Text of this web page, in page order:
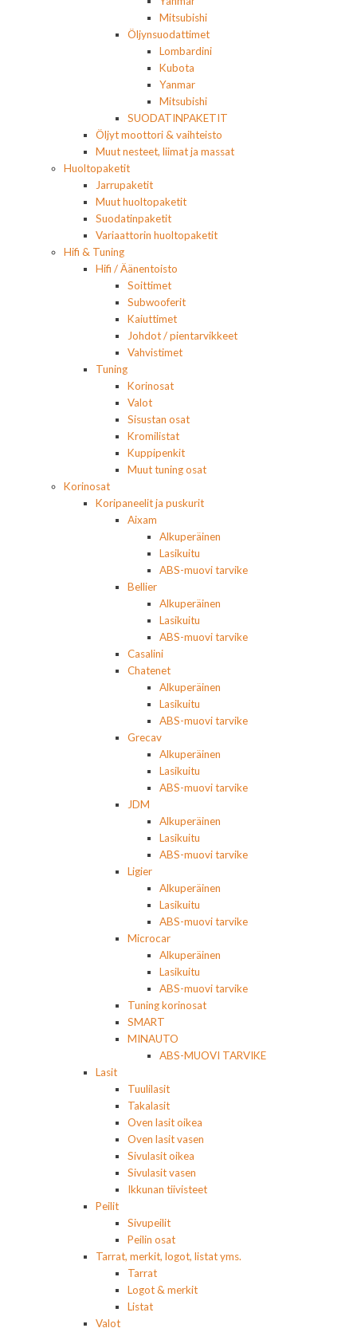
Mitsubishi
Öljynsuodattimet
Lombardini
Kubota
Yanmar
Mitsubishi
SUODATINPAKETIT
Öljyt moottori & vaihteisto
Muut nesteet, liimat ja massat
Huoltopaketit
Jarrupaketit
Muut huoltopaketit
Suodatinpaketit
Variaattorin huoltopaketit
Hifi & Tuning
Hifi / Äänentoisto
Soittimet
Subwooferit
Kaiuttimet
Johdot / pientarvikkeet
Vahvistimet
Tuning
Korinosat
Valot
Sisustan osat
Kromilistat
Kuppipenkit
Muut tuning osat
Korinosat
Koripaneelit ja puskurit
Aixam
Alkuperäinen
Lasikuitu
ABS-muovi tarvike
Bellier
Alkuperäinen
Lasikuitu
ABS-muovi tarvike
Casalini
Chatenet
Alkuperäinen
Lasikuitu
ABS-muovi tarvike
Grecav
Alkuperäinen
Lasikuitu
ABS-muovi tarvike
JDM
Alkuperäinen
Lasikuitu
ABS-muovi tarvike
Ligier
Alkuperäinen
Lasikuitu
ABS-muovi tarvike
Microcar
Alkuperäinen
Lasikuitu
ABS-muovi tarvike
Tuning korinosat
SMART
MINAUTO
ABS-MUOVI TARVIKE
Lasit
Tuulilasit
Takalasit
Oven lasit oikea
Oven lasit vasen
Sivulasit oikea
Sivulasit vasen
Ikkunan tiivisteet
Peilit
Sivupeilit
Peilin osat
Tarrat, merkit, logot, listat yms.
Tarrat
Logot & merkit
Listat
Valot